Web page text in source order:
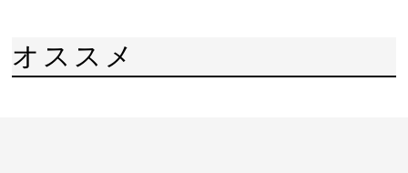
オススメ